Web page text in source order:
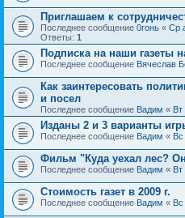
Приглашаем к
Последнее сообщение 0гонь « Ср
Ответы: 1
Подписка на наши газеты
Последнее сообщение Вячеслав
Как заинтересовать
и посел
Последнее сообщение Вадим « Вт
Изданы 2 и 3 варианты
Последнее сообщение Вадим « Вс
Фильм "Куда уехал лес?
Последнее сообщение Вадим « Вт
Стоимость газет в 2009 г.
Последнее сообщение Вадим « Вс